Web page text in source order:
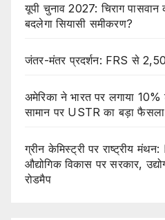
यूपी चुनाव 2027: चिराग पासवान
बदलेगा सियासी समीकरण?
जंतर-मंतर प्रदर्शन: FRS से
अमेरिका ने भारत पर लगाया
सामान पर USTR का बड़ा फैसला
ग्रीन केमिस्ट्री पर राष्ट्रीय
औद्योगिक विकास पर सरकार,
रोडमैप